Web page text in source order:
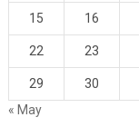
15 16
22 23
29 30
« May